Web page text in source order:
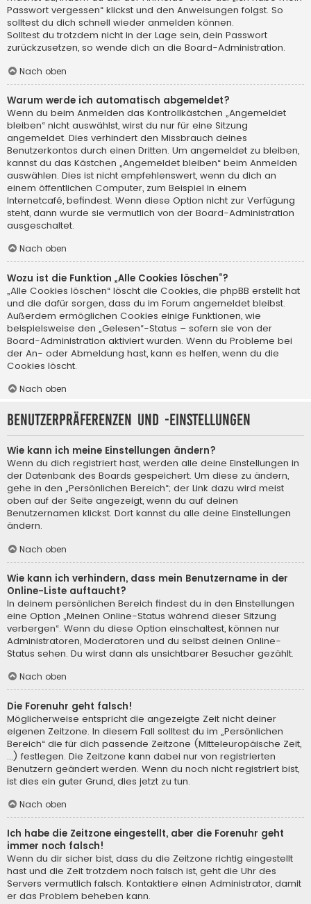
Passwort vergessen“ klickst und den Anweisungen folgst. So
solltest du dich schnell wieder anmelden können.
Solltest du trotzdem nicht in der Lage sein, dein Passwort
zurückzusetzen, so wende dich an die Board-Administration.
Nach oben
Warum werde ich automatisch abgemeldet?
Wenn du beim Anmelden das Kontrollkästchen „Angemeldet
bleiben“ nicht auswählst, wirst du nur für eine Sitzung
angemeldet. Dies verhindert den Missbrauch deines
Benutzerkontos durch einen Dritten. Um angemeldet zu bleiben,
kannst du das Kästchen „Angemeldet bleiben“ beim Anmelden
auswählen. Dies ist nicht empfehlenswert, wenn du dich an
einem öffentlichen Computer, zum Beispiel in einem
Internetcafé, befindest. Wenn diese Option nicht zur Verfügung
steht, dann wurde sie vermutlich von der Board-Administration
ausgeschaltet.
Nach oben
Wozu ist die Funktion „Alle Cookies löschen“?
„Alle Cookies löschen“ löscht die Cookies, die phpBB erstellt hat
und die dafür sorgen, dass du im Forum angemeldet bleibst.
Außerdem ermöglichen Cookies einige Funktionen, wie
beispielsweise den „Gelesen“-Status – sofern sie von der
Board-Administration aktiviert wurden. Wenn du Probleme bei
der An- oder Abmeldung hast, kann es helfen, wenn du die
Cookies löscht.
Nach oben
Benutzerpräferenzen und -einstellungen
Wie kann ich meine Einstellungen ändern?
Wenn du dich registriert hast, werden alle deine Einstellungen in
der Datenbank des Boards gespeichert. Um diese zu ändern,
gehe in den „Persönlichen Bereich“; der Link dazu wird meist
oben auf der Seite angezeigt, wenn du auf deinen
Benutzernamen klickst. Dort kannst du alle deine Einstellungen
ändern.
Nach oben
Wie kann ich verhindern, dass mein Benutzername in der
Online-Liste auftaucht?
In deinem persönlichen Bereich findest du in den Einstellungen
eine Option „Meinen Online-Status während dieser Sitzung
verbergen“. Wenn du diese Option einschaltest, können nur
Administratoren, Moderatoren und du selbst deinen Online-
Status sehen. Du wirst dann als unsichtbarer Besucher gezählt.
Nach oben
Die Forenuhr geht falsch!
Möglicherweise entspricht die angezeigte Zeit nicht deiner
eigenen Zeitzone. In diesem Fall solltest du im „Persönlichen
Bereich“ die für dich passende Zeitzone (Mitteleuropäische Zeit,
...) festlegen. Die Zeitzone kann dabei nur von registrierten
Benutzern geändert werden. Wenn du noch nicht registriert bist,
ist dies ein guter Grund, dies jetzt zu tun.
Nach oben
Ich habe die Zeitzone eingestellt, aber die Forenuhr geht
immer noch falsch!
Wenn du dir sicher bist, dass du die Zeitzone richtig eingestellt
hast und die Zeit trotzdem noch falsch ist, geht die Uhr des
Servers vermutlich falsch. Kontaktiere einen Administrator, damit
er das Problem beheben kann.